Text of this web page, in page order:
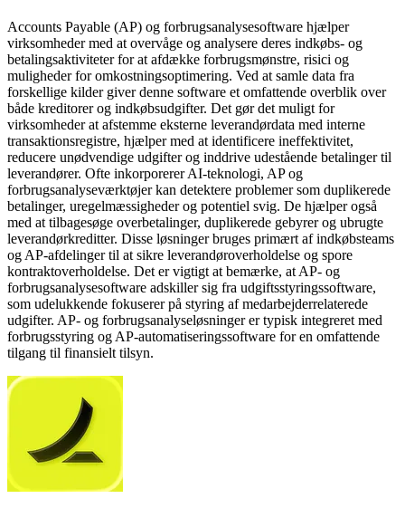
Accounts Payable (AP) og forbrugsanalysesoftware hjælper
virksomheder med at overvåge og analysere deres indkøbs- og
betalingsaktiviteter for at afdække forbrugsmønstre, risici og
muligheder for omkostningsoptimering. Ved at samle data fra
forskellige kilder giver denne software et omfattende overblik over
både kreditorer og indkøbsudgifter. Det gør det muligt for
virksomheder at afstemme eksterne leverandørdata med interne
transaktionsregistre, hjælper med at identificere ineffektivitet,
reducere unødvendige udgifter og inddrive udestående betalinger til
leverandører. Ofte inkorporerer AI-teknologi, AP og
forbrugsanalyseværktøjer kan detektere problemer som duplikerede
betalinger, uregelmæssigheder og potentiel svig. De hjælper også
med at tilbagesøge overbetalinger, duplikerede gebyrer og ubrugte
leverandørkreditter. Disse løsninger bruges primært af indkøbsteams
og AP-afdelinger til at sikre leverandøroverholdelse og spore
kontraktoverholdelse. Det er vigtigt at bemærke, at AP- og
forbrugsanalysesoftware adskiller sig fra udgiftsstyringssoftware,
som udelukkende fokuserer på styring af medarbejderrelaterede
udgifter. AP- og forbrugsanalyseløsninger er typisk integreret med
forbrugsstyring og AP-automatiseringssoftware for en omfattende
tilgang til finansielt tilsyn.